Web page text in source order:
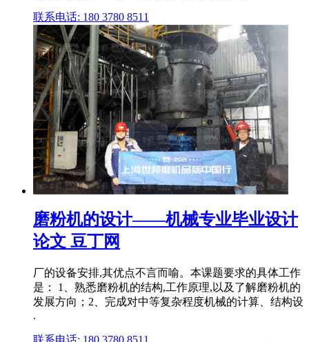
联系电话: 180 3780 8511
磨粉机的设计——机械专业毕业设计
论文 豆丁网
厂的设备安排,其优点不言而喻。本课题要求的具体工作
是： 1、熟悉磨粉机的结构,工作原理,以及了解磨粉机的
发展方向；2、完成对中等复杂程度机械的计算、结构设
.
联系电话: 180 3780 8511